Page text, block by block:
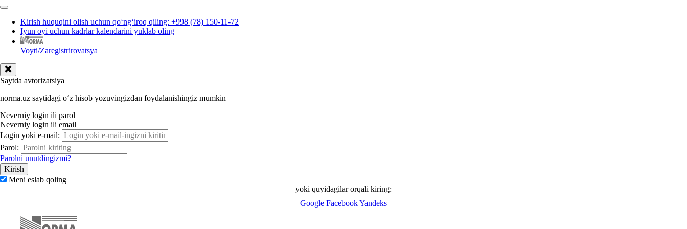
Kirish huquqini olish uchun qoʻngʻiroq qiling: +998 (78) 150-11-72
Iyun oyi uchun kadrlar kalendarini yuklab oling
Voyti/Zaregistrirovatsya
Saytda avtorizatsiya
norma.uz saytidagi oʻz hisob yozuvingizdan foydalanishingiz mumkin
Neverniy login ili parol
Neverniy login ili email
Login yoki e-mail:
Parol:
Parolni unutdingizmi?
Meni eslab qoling
yoki quyidagilar orqali kiring:
Google FacebookYandeks